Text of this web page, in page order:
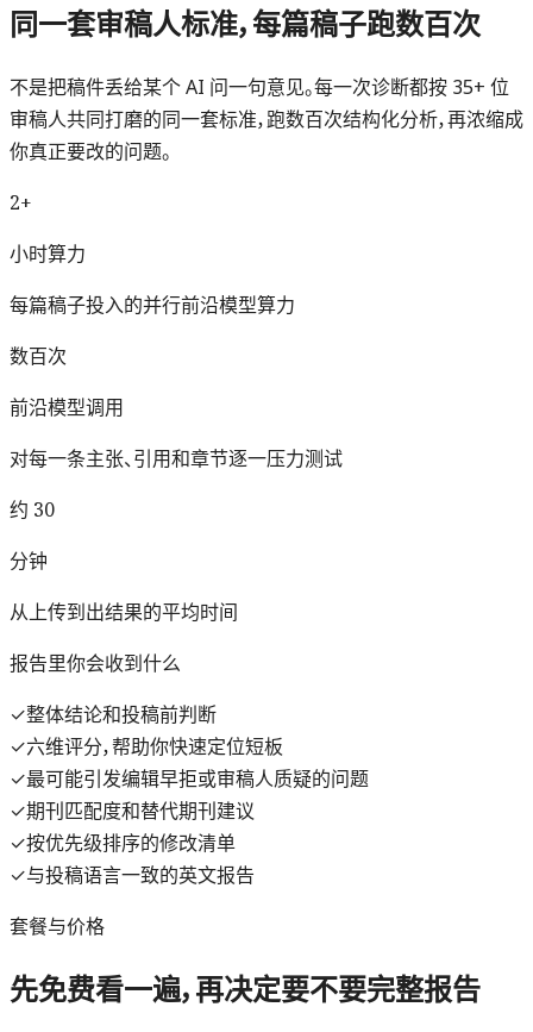
同一套审稿人标准，每篇稿子跑数百次
不是把稿件丢给某个 AI 问一句意见。每一次诊断都按 35+ 位
审稿人共同打磨的同一套标准，跑数百次结构化分析，再浓缩成
你真正要改的问题。
2+
小时算力
每篇稿子投入的并行前沿模型算力
数百次
前沿模型调用
对每一条主张、引用和章节逐一压力测试
约 30
分钟
从上传到出结果的平均时间
报告里你会收到什么
✓整体结论和投稿前判断
✓六维评分，帮助你快速定位短板
✓最可能引发编辑早拒或审稿人质疑的问题
✓期刊匹配度和替代期刊建议
✓按优先级排序的修改清单
✓与投稿语言一致的英文报告
套餐与价格
先免费看一遍，再决定要不要完整报告